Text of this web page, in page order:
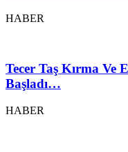
HABER
Tecer Taş Kırma Ve
Başladı…
HABER